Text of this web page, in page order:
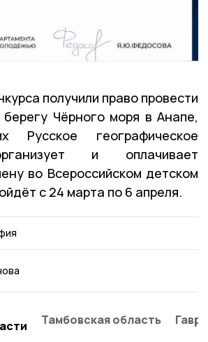
получили право провести
Чёрного моря в Анапе,
географическое
и оплачивает
во Всероссийском детском
с 24 марта по 6 апреля.
Тамбовская область